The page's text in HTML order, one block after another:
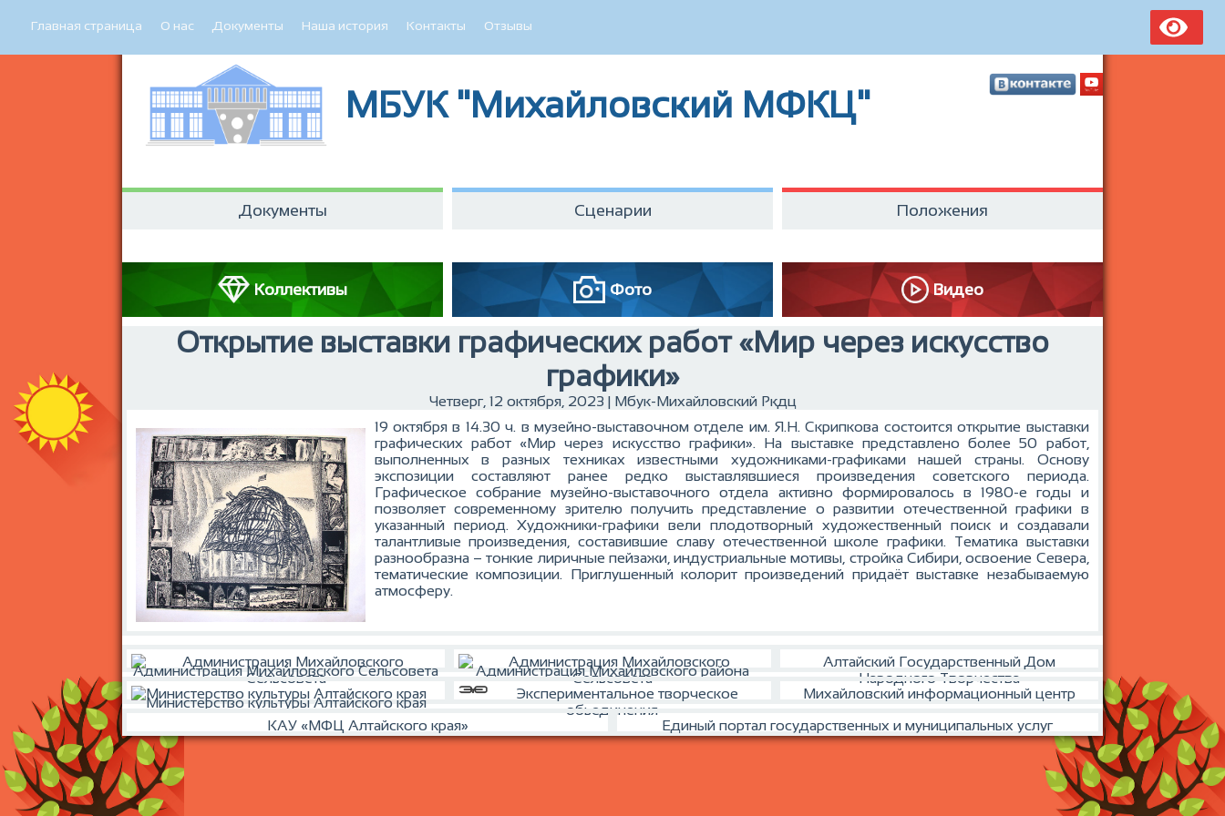
Главная страница О нас Документы Наша история Контакты Отзывы
МБУК "Михайловский МФКЦ"
Документы Сценарии Положения
Коллективы Фото Видео
Открытие выставки графических работ «Мир через искусство
графики»
Четверг, 12 октября, 2023 | Мбук-Михайловский Ркдц
19 октября в 14.30 ч. в музейно-выставочном отделе им. Я.Н. Скрипкова состоится открытие выставки
графических работ «Мир через искусство графики». На выставке представлено более 50 работ,
выполненных в разных техниках известными художниками-графиками нашей страны. Основу
экспозиции составляют ранее редко выставлявшиеся произведения советского периода.
Графическое собрание музейно-выставочного отдела активно формировалось в 1980-е годы и
позволяет современному зрителю получить представление о развитии отечественной графики в
указанный период. Художники-графики вели плодотворный художественный поиск и создавали
талантливые произведения, составившие славу отечественной школе графики. Тематика выставки
разнообразна – тонкие лиричные пейзажи, индустриальные мотивы, стройка Сибири, освоение Севера,
тематические композиции. Приглушенный колорит произведений придаёт выставке незабываемую
атмосферу.
Администрация Михайловского Сельсовета Администрация Михайловского района
Алтайский Государственный Дом
Народного Творчества
Министерство культуры Алтайского края
Экспериментальное творческое
обьединения
Михайловский информационный центр
КАУ «МФЦ Алтайского края» Единый портал государственных и муниципальных услуг